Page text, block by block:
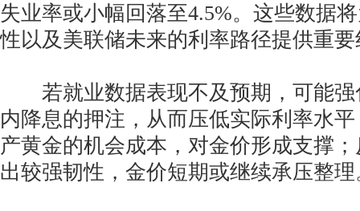
失业率或小幅回落至4.5%。这些数据
性以及美联储未来的利率路径提供重
若就业数据表现不及预期，可能强
内降息的押注，从而压低实际利率水
产黄金的机会成本，对金价形成支撑
出较强韧性，金价短期或继续承压整理